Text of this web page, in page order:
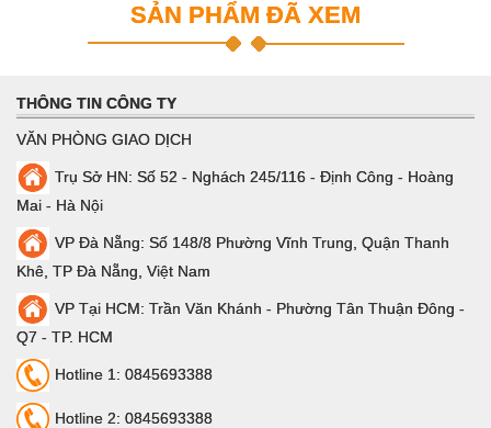
SẢN PHẨM ĐÃ XEM
THÔNG TIN CÔNG TY
VĂN PHÒNG GIAO DỊCH
Trụ Sở HN: Số 52 - Nghách 245/116 - Định Công - Hoàng
Mai - Hà Nội
VP Đà Nẵng: Số 148/8 Phường Vĩnh Trung, Quận Thanh
Khê, TP Đà Nẵng, Việt Nam
VP Tại HCM: Trần Văn Khánh - Phường Tân Thuận Đông -
Q7 - TP. HCM
Hotline 1: 0845693388
Hotline 2: 0845693388